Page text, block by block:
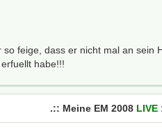
so feige, dass er nicht mal an sein
habe!!!
.:: Meine EM 2008 LIVE